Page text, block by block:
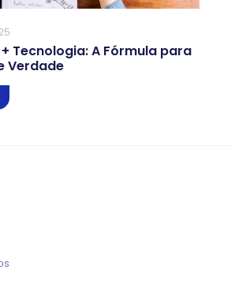
Tecnologia: A Fórmula para
Verdade